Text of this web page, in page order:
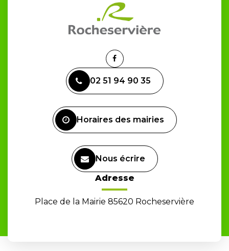
Lien
le
compte
02 51 94 90 35
Horaires des mairies
Nous écrire
Adresse
Place de la Mairie 85620 Rocheservière